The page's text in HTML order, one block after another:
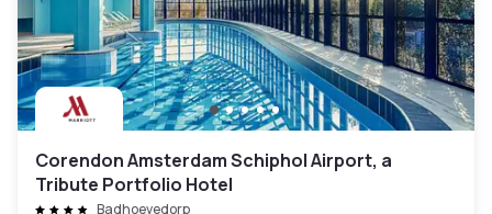
Corendon Amsterdam Schiphol Airport, a
Tribute Portfolio Hotel
Badhoevedorp